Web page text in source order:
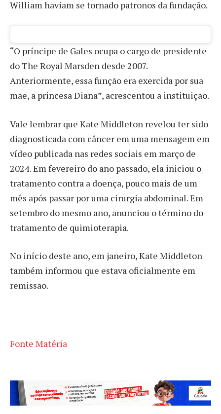
William haviam se tornado patronos da fundação.
“O príncipe de Gales ocupa o cargo de presidente
do The Royal Marsden desde 2007.
Anteriormente, essa função era exercida por sua
mãe, a princesa Diana”, acrescentou a instituição.
Vale lembrar que Kate Middleton revelou ter sido
diagnosticada com câncer em uma mensagem em
vídeo publicada nas redes sociais em março de
2024. Em fevereiro do ano passado, ela iniciou o
tratamento contra a doença, pouco mais de um
mês após passar por uma cirurgia abdominal. Em
setembro do mesmo ano, anunciou o término do
tratamento de quimioterapia.
No início deste ano, em janeiro, Kate Middleton
também informou que estava oficialmente em
remissão.
Fonte Matéria